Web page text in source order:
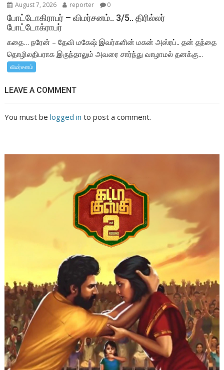
August 7, 2026 reporter 0
போட்டோகிராபர் – விமர்சனம்.. 3/5.. திரில்லர்
போட்டோக்ராபர்
கதை… நரேன் – தேவி மகேஷ் இவர்களின் மகன் அஸ்ரப்.. தன் தந்தை
தொழிலதிபராக இருந்தாலும் அவரை சார்ந்து வாழாமல் தனக்கு...
விமர்சனம்
LEAVE A COMMENT
You must belogged in to post a comment.